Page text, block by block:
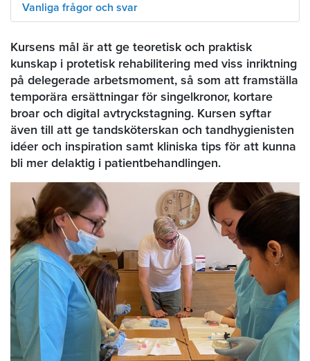
Vanliga frågor och svar
Kursens mål är att ge teoretisk och praktisk
kunskap i protetisk rehabilitering med viss inriktning
på delegerade arbetsmoment, så som att framställa
temporära ersättningar för singelkronor, kortare
broar och digital avtryckstagning. Kursen syftar
även till att ge tandsköterskan och tandhygienisten
idéer och inspiration samt kliniska tips för att kunna
bli mer delaktig i patientbehandlingen.